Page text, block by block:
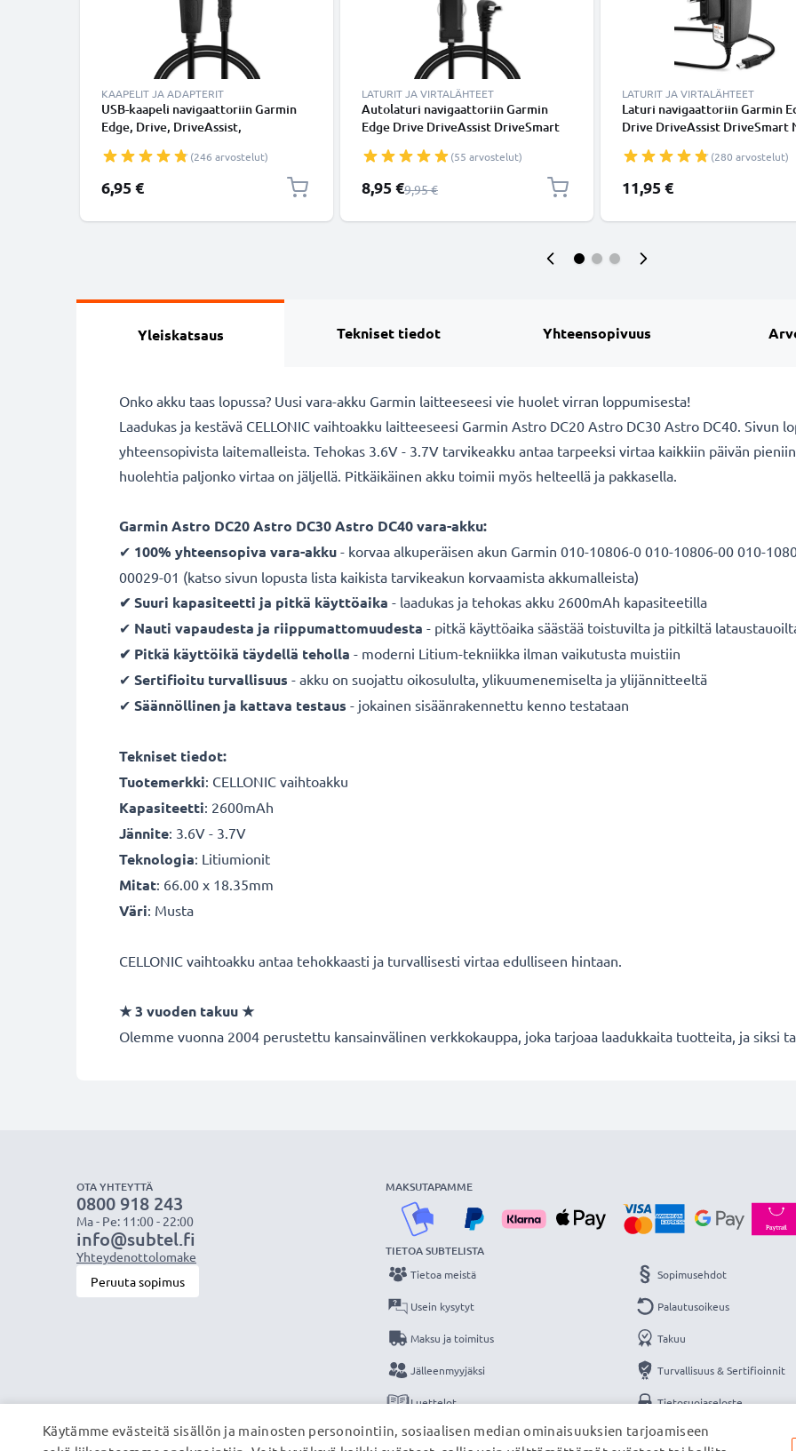
KAAPELIT JA ADAPTERIT
USB-kaapeli navigaattoriin Garmin
Edge, Drive, DriveAssist,
GPSMAP - 1A, 1m latausjohto. Musta
PVC kaapeli
(246 arvostelut)
6,95 €
LATURIT JA VIRTALÄHTEET
Autolaturi navigaattoriin Garmin
Edge Drive DriveAssist DriveSmart
5W, 1A, tupakansytytinlaturin johto
1.1m
(55 arvostelut)
Erikoishinta
8,95 €Normaali hinta
9,95 €
LATURIT JA VIRTALÄHTEET
Laturi navigaattoriin Garmin
Drive DriveAssist DriveSmart
1000mA, 1.1m virtajohto,
(280 arvostelut)
11,95 €
Yleiskatsaus Tekniset tiedot Yhteensopivuus
Onko akku taas lopussa? Uusi vara-akku Garmin laitteeseesi vie huolet virran loppumisesta!
Laadukas ja kestävä CELLONIC vaihtoakku laitteeseesi Garmin Astro DC20 Astro DC30 Astro DC40. Sivun
yhteensopivista laitemalleista. Tehokas 3.6V - 3.7V tarvikeakku antaa tarpeeksi virtaa kaikkiin päivän
huolehtia paljonko virtaa on jäljellä. Pitkäikäinen akku toimii myös helteellä ja pakkasella.
Garmin Astro DC20 Astro DC30 Astro DC40 vara-akku:
✔ 100% yhteensopiva vara-akku - korvaa alkuperäisen akun Garmin 010-10806-0 010-10806-00 010-
00029-01 (katso sivun lopusta lista kaikista tarvikeakun korvaamista akkumalleista)
✔ Suuri kapasiteetti ja pitkä käyttöaika - laadukas ja tehokas akku 2600mAh kapasiteetilla
✔ Nauti vapaudesta ja riippumattomuudesta - pitkä käyttöaika säästää toistuvilta ja pitkiltä
✔ Pitkä käyttöikä täydellä teholla - moderni Litium-tekniikka ilman vaikutusta muistiin
✔ Sertifioitu turvallisuus - akku on suojattu oikosululta, ylikuumenemiselta ja ylijännitteeltä
✔ Säännöllinen ja kattava testaus - jokainen sisäänrakennettu kenno testataan
Tekniset tiedot:
Tuotemerkki: CELLONIC vaihtoakku
Kapasiteetti: 2600mAh
Jännite: 3.6V - 3.7V
Teknologia: Litiumionit
Mitat: 66.00 x 18.35mm
Väri: Musta
CELLONIC vaihtoakku antaa tehokkaasti ja turvallisesti virtaa edulliseen hintaan.
★3 vuoden takuu★
Olemme vuonna 2004 perustettu kansainvälinen verkkokauppa, joka tarjoaa laadukkaita tuotteita, ja siksi
OTA YHTEYTTÄ
0800 918 243
Ma - Pe: 11:00 - 22:00
info@subtel.fi
Yhteydenottolomake
Peruuta sopimus
MAKSUTAPAMME
TIETOA SUBTELISTA
Tietoa meistä
Usein kysytyt
Maksu ja toimitus
Jälleenmyyjäksi
Luettelot
Yhteys
Sopimusehdot
Palautusoikeus
Takuu
Turvallisuus & Sertifioinnit
Tietosuojaseloste
Yritystiedot
Käytämme evästeitä sisällön ja mainosten personointiin, sosiaalisen median ominaisuuksien tarjoamiseen